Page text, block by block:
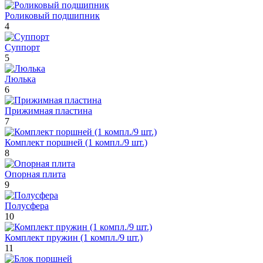
Роликовый подшипник
4
Суппорт
5
Люлька
6
Прижимная пластина
7
Комплект поршней (1 компл./9 шт.)
8
Опорная плита
9
Полусфера
10
Комплект пружин (1 компл./9 шт.)
11